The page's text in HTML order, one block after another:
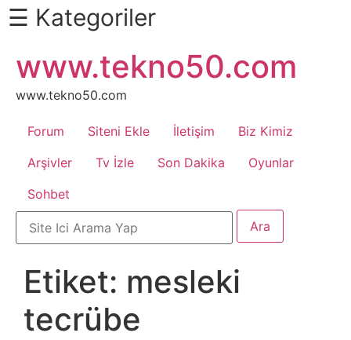
Daha
Fazlası
İçin
Kaydır
Android
Apk
Arabalar
Bankacılık
İşlemleri
☰ Kategoriler
atla
www.tekno50.com
www.tekno50.com
Forum Siteni Ekle İletişim
Biz Kimiz
Arşivler
Tv İzle Son Dakika
Oyunlar
Sohbet
Etiket: mesleki
tecrübe